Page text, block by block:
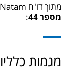
מתוך דו"ח Natam הנוכחי –
מספר 44
:
מגמות